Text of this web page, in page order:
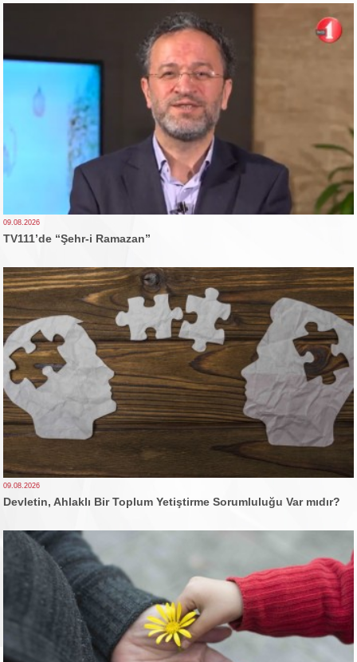
09.08.2026
TV111’de “Şehr-i Ramazan”
09.08.2026
Devletin, Ahlaklı Bir Toplum Yetiştirme Sorumluluğu Var mıdır?